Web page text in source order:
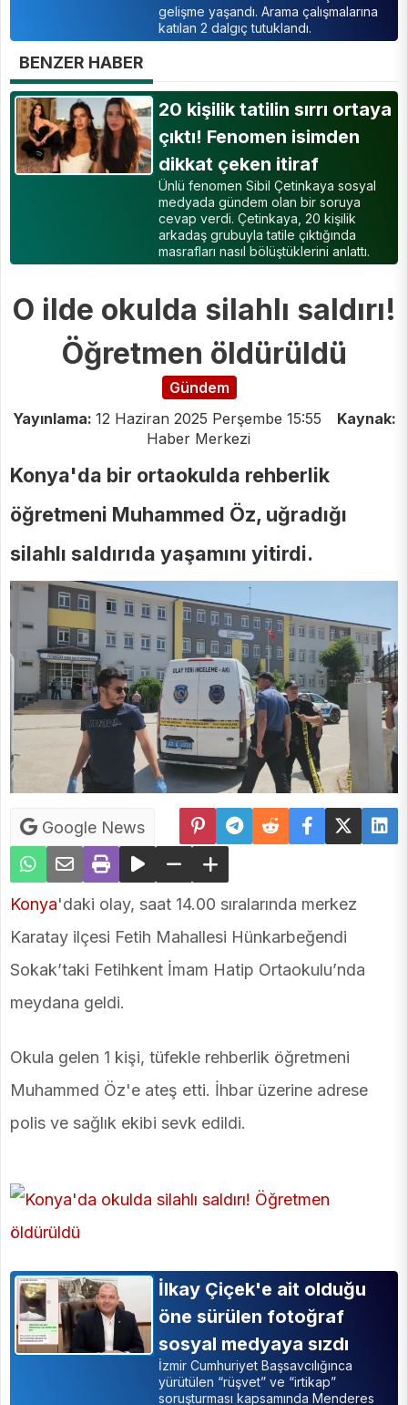
gelişme yaşandı. Arama çalışmalarına
katılan 2 dalgıç tutuklandı.
BENZER HABER
20 kişilik tatilin sırrı ortaya
çıktı! Fenomen isimden
dikkat çeken itiraf
Ünlü fenomen Sibil Çetinkaya sosyal
medyada gündem olan bir soruya
cevap verdi. Çetinkaya, 20 kişilik
arkadaş grubuyla tatile çıktığında
masrafları nasıl bölüştüklerini anlattı.
O ilde okulda silahlı saldırı!
Öğretmen öldürüldü
Gündem
Yayınlama: 12 Haziran 2025 Perşembe 15:55
Kaynak:
Haber Merkezi
Konya'da bir ortaokulda rehberlik
öğretmeni Muhammed Öz, uğradığı
silahlı saldırıda yaşamını yitirdi.
Google News
Konya'daki olay, saat 14.00 sıralarında merkez
Karatay ilçesi Fetih Mahallesi Hünkarbeğendi
Sokak’taki Fetihkent İmam Hatip Ortaokulu’nda
meydana geldi.
Okula gelen 1 kişi, tüfekle rehberlik öğretmeni
Muhammed Öz'e ateş etti. İhbar üzerine adrese
polis ve sağlık ekibi sevk edildi.
İlkay Çiçek'e ait olduğu
öne sürülen fotoğraf
sosyal medyaya sızdı
İzmir Cumhuriyet Başsavcılığınca
yürütülen “rüşvet” ve “irtikap”
soruşturması kapsamında Menderes